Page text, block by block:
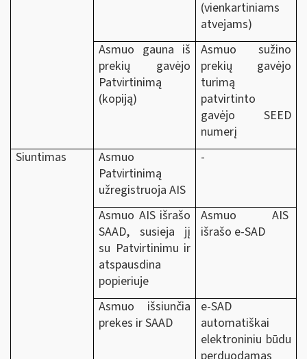
(vienkartiniams
atvejams)
Asmuo gauna iš
prekių gavėjo
Patvirtinimą
(kopiją)
Asmuo sužino
prekių gavėjo
turimą
patvirtinto
gavėjo SEED
numerį
Siuntimas
Asmuo
Patvirtinimą
užregistruoja AIS
-
Asmuo AIS išrašo
SAAD, susieja jį
su Patvirtinimu ir
atspausdina
popieriuje
Asmuo AIS
išrašo e-SAD
Asmuo išsiunčia
prekes ir SAAD
e-SAD
automatiškai
elektroniniu būdu